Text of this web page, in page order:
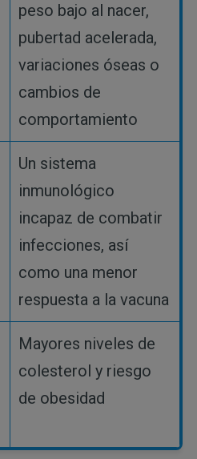
peso bajo al nacer,
pubertad acelerada,
variaciones óseas o
cambios de
comportamiento
Un sistema
inmunológico
incapaz de combatir
infecciones, así
como una menor
respuesta a la vacuna
Mayores niveles de
colesterol y riesgo
de obesidad